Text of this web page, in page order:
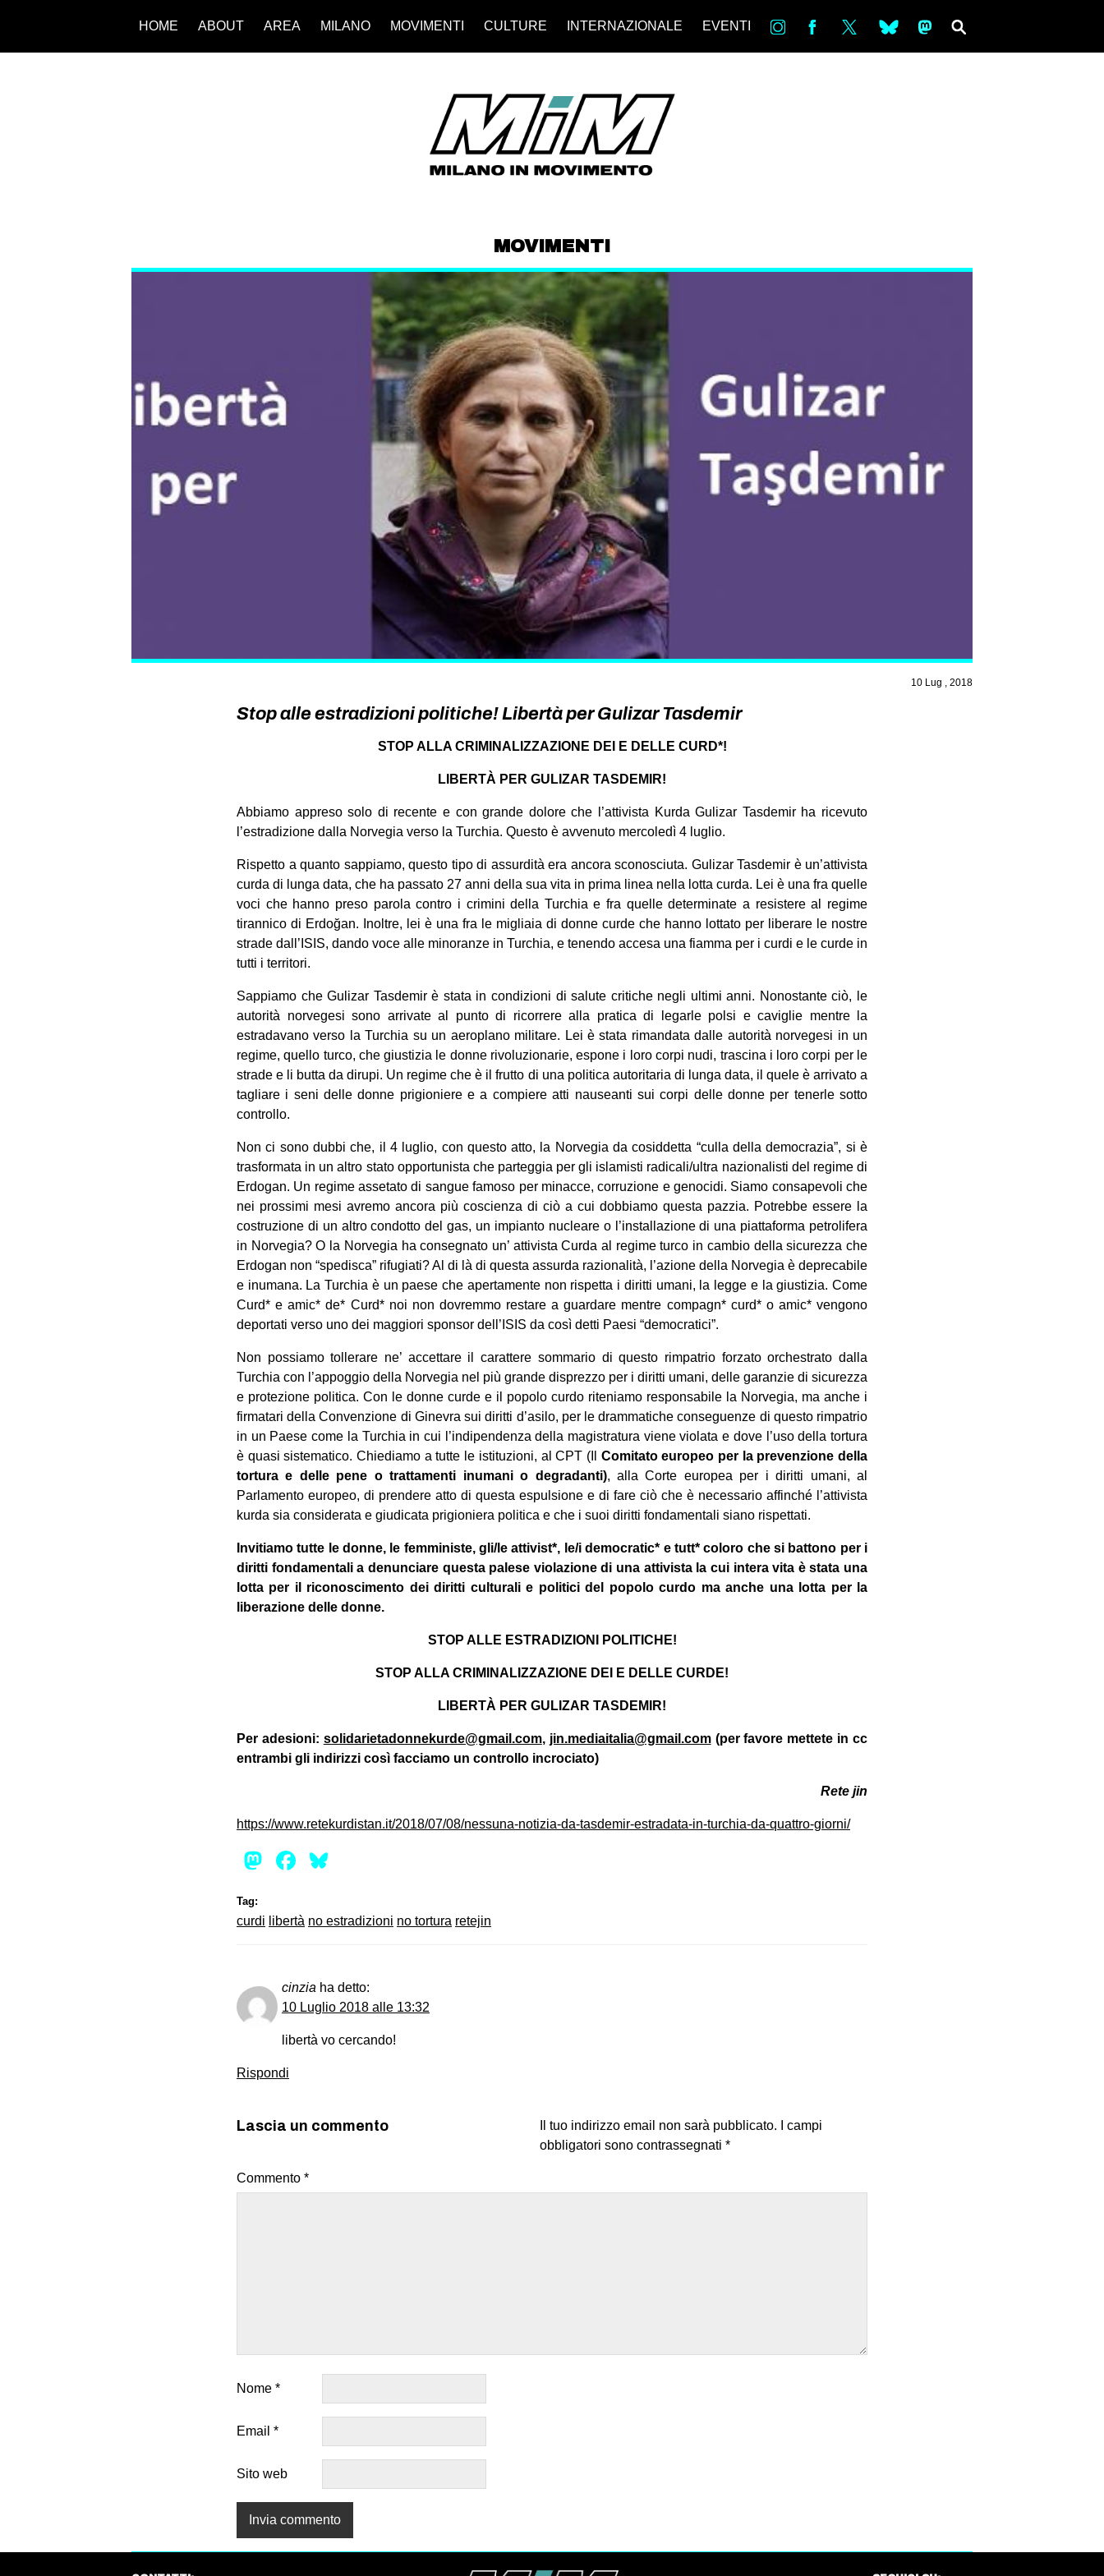
HOME ABOUT AREA MILANO MOVIMENTI CULTURE INTERNAZIONALE EVENTI in bsky ms
MOVIMENTI
10 Lug , 2018
Stop alle estradizioni politiche! Libertà per Gulizar Tasdemir
STOP ALLA CRIMINALIZZAZIONE DEI E DELLE CURD*!
LIBERTÀ PER GULIZAR TASDEMIR!
Abbiamo appreso solo di recente e con grande dolore che l’attivista Kurda Gulizar Tasdemir ha ricevuto
l’estradizione dalla Norvegia verso la Turchia. Questo è avvenuto mercoledì 4 luglio.
Rispetto a quanto sappiamo, questo tipo di assurdità era ancora sconosciuta. Gulizar Tasdemir è un’attivista
curda di lunga data, che ha passato 27 anni della sua vita in prima linea nella lotta curda. Lei è una fra quelle
voci che hanno preso parola contro i crimini della Turchia e fra quelle determinate a resistere al regime
tirannico di Erdoğan. Inoltre, lei è una fra le migliaia di donne curde che hanno lottato per liberare le nostre
strade dall’ISIS, dando voce alle minoranze in Turchia, e tenendo accesa una fiamma per i curdi e le curde in
tutti i territori.
Sappiamo che Gulizar Tasdemir è stata in condizioni di salute critiche negli ultimi anni. Nonostante ciò, le
autorità norvegesi sono arrivate al punto di ricorrere alla pratica di legarle polsi e caviglie mentre la
estradavano verso la Turchia su un aeroplano militare. Lei è stata rimandata dalle autorità norvegesi in un
regime, quello turco, che giustizia le donne rivoluzionarie, espone i loro corpi nudi, trascina i loro corpi per le
strade e li butta da dirupi. Un regime che è il frutto di una politica autoritaria di lunga data, il quele è arrivato a
tagliare i seni delle donne prigioniere e a compiere atti nauseanti sui corpi delle donne per tenerle sotto
controllo.
Non ci sono dubbi che, il 4 luglio, con questo atto, la Norvegia da cosiddetta “culla della democrazia”, si è
trasformata in un altro stato opportunista che parteggia per gli islamisti radicali/ultra nazionalisti del regime di
Erdogan. Un regime assetato di sangue famoso per minacce, corruzione e genocidi. Siamo consapevoli che
nei prossimi mesi avremo ancora più coscienza di ciò a cui dobbiamo questa pazzia. Potrebbe essere la
costruzione di un altro condotto del gas, un impianto nucleare o l’installazione di una piattaforma petrolifera
in Norvegia? O la Norvegia ha consegnato un’ attivista Curda al regime turco in cambio della sicurezza che
Erdogan non “spedisca” rifugiati? Al di là di questa assurda razionalità, l’azione della Norvegia è deprecabile
e inumana. La Turchia è un paese che apertamente non rispetta i diritti umani, la legge e la giustizia. Come
Curd* e amic* de* Curd* noi non dovremmo restare a guardare mentre compagn* curd* o amic* vengono
deportati verso uno dei maggiori sponsor dell’ISIS da così detti Paesi “democratici”.
Non possiamo tollerare ne’ accettare il carattere sommario di questo rimpatrio forzato orchestrato dalla
Turchia con l’appoggio della Norvegia nel più grande disprezzo per i diritti umani, delle garanzie di sicurezza
e protezione politica. Con le donne curde e il popolo curdo riteniamo responsabile la Norvegia, ma anche i
firmatari della Convenzione di Ginevra sui diritti d’asilo, per le drammatiche conseguenze di questo rimpatrio
in un Paese come la Turchia in cui l’indipendenza della magistratura viene violata e dove l’uso della tortura
è quasi sistematico. Chiediamo a tutte le istituzioni, al CPT (Il Comitato europeo per la prevenzione della
tortura e delle pene o trattamenti inumani o degradanti), alla Corte europea per i diritti umani, al
Parlamento europeo, di prendere atto di questa espulsione e di fare ciò che è necessario affinché l’attivista
kurda sia considerata e giudicata prigioniera politica e che i suoi diritti fondamentali siano rispettati.
Invitiamo tutte le donne, le femministe, gli/le attivist*, le/i democratic* e tutt* coloro che si battono per i
diritti fondamentali a denunciare questa palese violazione di una attivista la cui intera vita è stata una
lotta per il riconoscimento dei diritti culturali e politici del popolo curdo ma anche una lotta per la
liberazione delle donne.
STOP ALLE ESTRADIZIONI POLITICHE!
STOP ALLA CRIMINALIZZAZIONE DEI E DELLE CURDE!
LIBERTÀ PER GULIZAR TASDEMIR!
Per adesioni: solidarietadonnekurde@gmail.com, jin.mediaitalia@gmail.com(per favore mettete in cc
entrambi gli indirizzi così facciamo un controllo incrociato)
Rete jin
https://www.retekurdistan.it/2018/07/08/nessuna-notizia-da-tasdemir-estradata-in-turchia-da-quattro-giorni/
Mastodon
Facebook
Tag:
curdi libertà no estradizioni no tortura retejin
cinzia ha detto:
10 Luglio 2018 alle 13:32
libertà vo cercando!
Rispondi
Lascia un commento Il tuo indirizzo email non sarà pubblicato.
I campi
obbligatori sono contrassegnati *
Commento *
Nome *
Email *
Sito web